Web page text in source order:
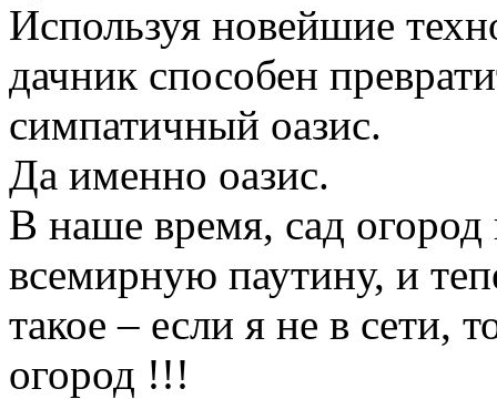
Используя новейшие
дачник способен
симпатичный оазис.
Да именно оазис.
В наше время, сад огород
всемирную паутину, и
такое – если я не в сети,
огород !!!